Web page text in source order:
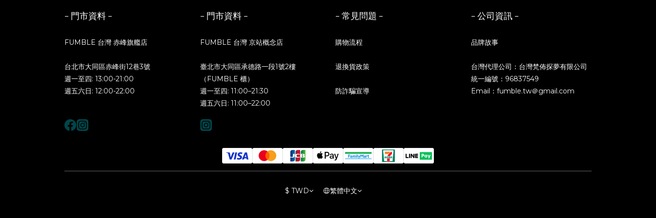
- 門市資料 -
FUMBLE 台灣 赤峰旗艦店
台北市大同區赤峰街12巷3號
週一至四: 13:00-21:00
週五六日: 12:00-22:00
- 門市資料 -
FUMBLE 台灣 京站概念店
臺北市大同區承德路一段1號2樓
（FUMBLE 櫃）
週一至四: 11:00–21:30
週五六日: 11:00–22:00
- 常見問題 -
購物流程
退換貨政策
防詐騙宣導
- 公司資訊 -
品牌故事
台灣代理公司：台灣梵佈探夢有限公司
統一編號：96837549
Email：fumble.tw＠gmail.com
$ TWD 繁體中文